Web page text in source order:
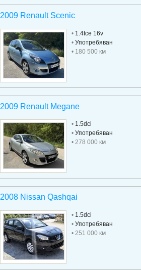
2009 Renault Scenic
•1.4tce 16v
•Употребяван
• 180 500 км
2009 Renault Megane
•1.5dci
•Употребяван
• 278 000 км
2008 Nissan Qashqai
•1.5dci
•Употребяван
• 251 000 км